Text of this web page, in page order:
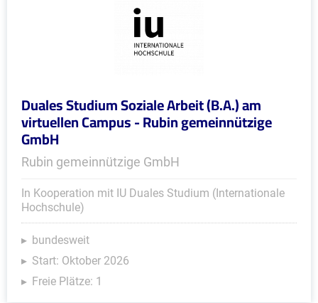
Duales Studium Soziale Arbeit (B.A.) am
virtuellen Campus - Rubin gemeinnützige
GmbH
Rubin gemeinnützige GmbH
In Kooperation mit IU Duales Studium (Internationale
Hochschule)
bundesweit
Start: Oktober 2026
Freie Plätze: 1